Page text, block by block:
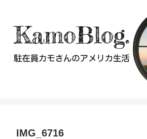
IMG_6716